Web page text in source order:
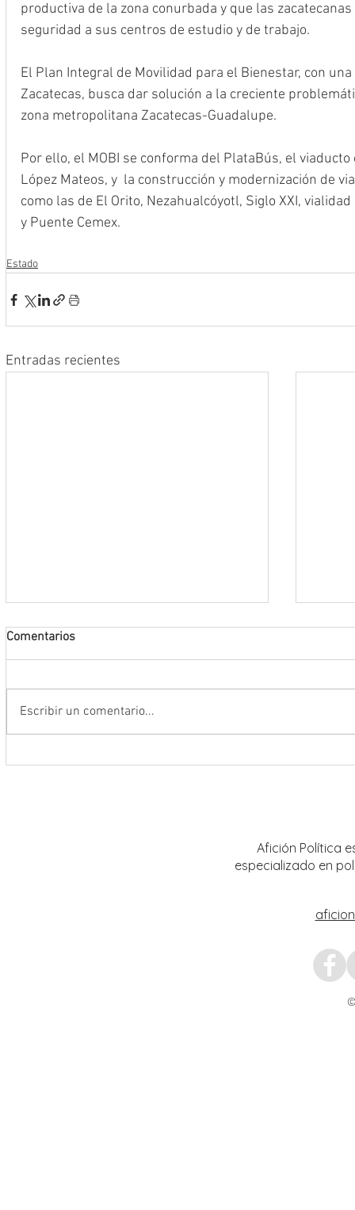
productiva de la zona conurbada y que las
seguridad a sus centros de estudio y de trabajo.
El Plan Integral de Movilidad para el Bienestar, con
Zacatecas, busca dar solución a la creciente
zona metropolitana Zacatecas-Guadalupe.
Por ello, el MOBI se conforma del PlataBús, el
López Mateos, y  la construcción y modernización de
como las de El Orito, Nezahualcóyotl, Siglo XXI,
y Puente Cemex.
Estado
Entradas recientes
Comentarios
Escribir un comentario...
Afición Política
especializado en